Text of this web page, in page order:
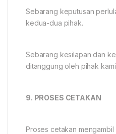
Sebarang keputusan
kedua-dua pihak.
Sebarang kesilapan dan
ditanggung oleh pihak kami.
9. PROSES CETAKAN
Proses cetakan mengambil